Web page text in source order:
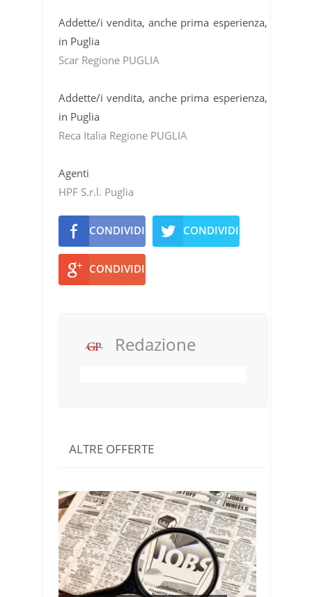
Addette/i vendita, anche prima esperienza,
in Puglia
Scar Regione PUGLIA
Addette/i vendita, anche prima esperienza,
in Puglia
Reca Italia Regione PUGLIA
Agenti
HPF S.r.l. Puglia
CONDIVIDI CONDIVIDI
CONDIVIDI
Redazione
ALTRE OFFERTE